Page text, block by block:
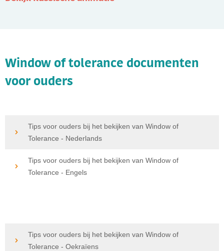
Window of tolerance documenten
voor ouders
Tips voor ouders bij het bekijken van Window of
Tolerance - Nederlands
Tips voor ouders bij het bekijken van Window of
Tolerance - Engels
Tips voor ouders bij het bekijken van Window of
Tolerance - Oekraïens